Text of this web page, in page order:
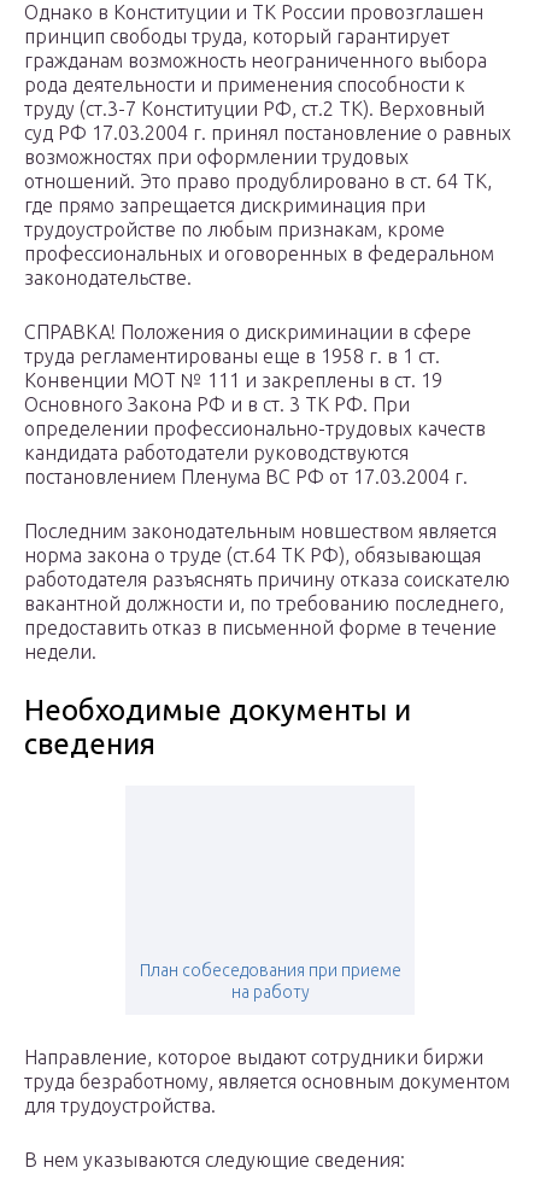
Однако в Конституции и ТК России провозглашен
принцип свободы труда, который гарантирует
гражданам возможность неограниченного выбора
рода деятельности и применения способности к
труду (ст.3-7 Конституции РФ, ст.2 ТК). Верховный
суд РФ 17.03.2004 г. принял постановление о равных
возможностях при оформлении трудовых
отношений. Это право продублировано в ст. 64 ТК,
где прямо запрещается дискриминация при
трудоустройстве по любым признакам, кроме
профессиональных и оговоренных в федеральном
законодательстве.
СПРАВКА! Положения о дискриминации в сфере
труда регламентированы еще в 1958 г. в 1 ст.
Конвенции МОТ № 111 и закреплены в ст. 19
Основного Закона РФ и в ст. 3 ТК РФ. При
определении профессионально-трудовых качеств
кандидата работодатели руководствуются
постановлением Пленума ВС РФ от 17.03.2004 г.
Последним законодательным новшеством является
норма закона о труде (ст.64 ТК РФ), обязывающая
работодателя разъяснять причину отказа соискателю
вакантной должности и, по требованию последнего,
предоставить отказ в письменной форме в течение
недели.
Необходимые документы и
сведения
План собеседования при приеме
на работу
Направление, которое выдают сотрудники биржи
труда безработному, является основным документом
для трудоустройства.
В нем указываются следующие сведения: